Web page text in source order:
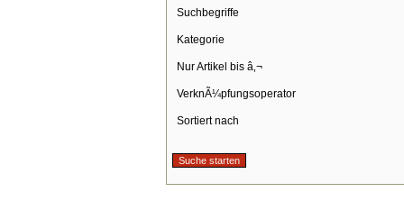
Suchbegriffe
Kategorie
Nur Artikel bis â‚¬
VerknÃ¼pfungsoperator
Sortiert nach